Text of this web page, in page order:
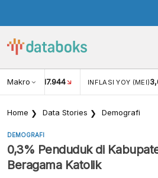
Makro
USD/IDR 17.944 INFLASI YOY (MEI)
Home Data Stories Demografi
DEMOGRAFI
0,3% Penduduk di
Beragama Katolik